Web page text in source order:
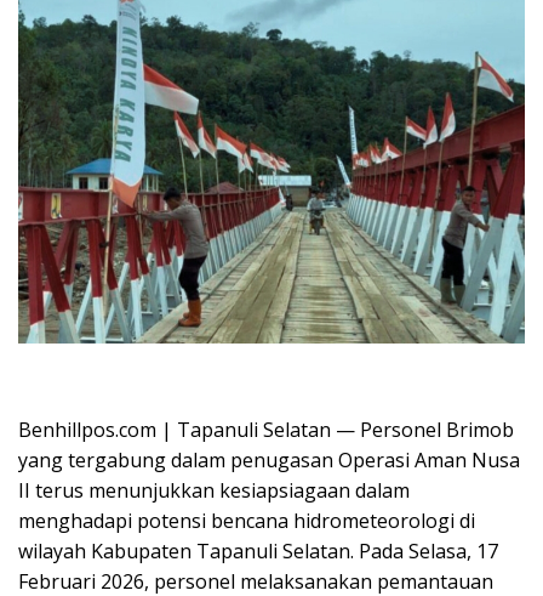
Benhillpos.com | Tapanuli Selatan — Personel Brimob
yang tergabung dalam penugasan Operasi Aman Nusa
II terus menunjukkan kesiapsiagaan dalam
menghadapi potensi bencana hidrometeorologi di
wilayah Kabupaten Tapanuli Selatan. Pada Selasa, 17
Februari 2026, personel melaksanakan pemantauan